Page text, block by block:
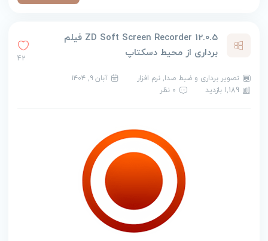
ZD Soft Screen Recorder 12.0.5 فیلم
برداری از محیط دسکتاپ
42
تصویر برداری و ضبط صدا, نرم افزار
آبان ۹, ۱۴۰۴
1,189 بازدید
0 نظر